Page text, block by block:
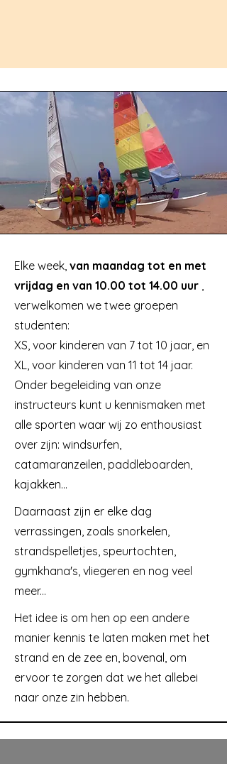
Elke week, van maandag tot en met
vrijdag en van 10.00 tot 14.00 uur ,
verwelkomen we twee groepen
studenten:
XS, voor kinderen van 7 tot 10 jaar, en
XL, voor kinderen van 11 tot 14 jaar.
Onder begeleiding van onze
instructeurs kunt u kennismaken met
alle sporten waar wij zo enthousiast
over zijn: windsurfen,
catamaranzeilen, paddleboarden,
kajakken...
Daarnaast zijn er elke dag
verrassingen, zoals snorkelen,
strandspelletjes, speurtochten,
gymkhana's, vliegeren en nog veel
meer...
Het idee is om hen op een andere
manier kennis te laten maken met het
strand en de zee en, bovenal, om
ervoor te zorgen dat we het allebei
naar onze zin hebben.